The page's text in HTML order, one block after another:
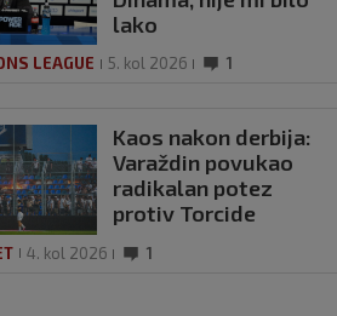
lako
LEAGUE 5. kol 2026 1
Kaos nakon derbija:
Varaždin povukao
radikalan potez
protiv Torcide
4. kol 2026 1